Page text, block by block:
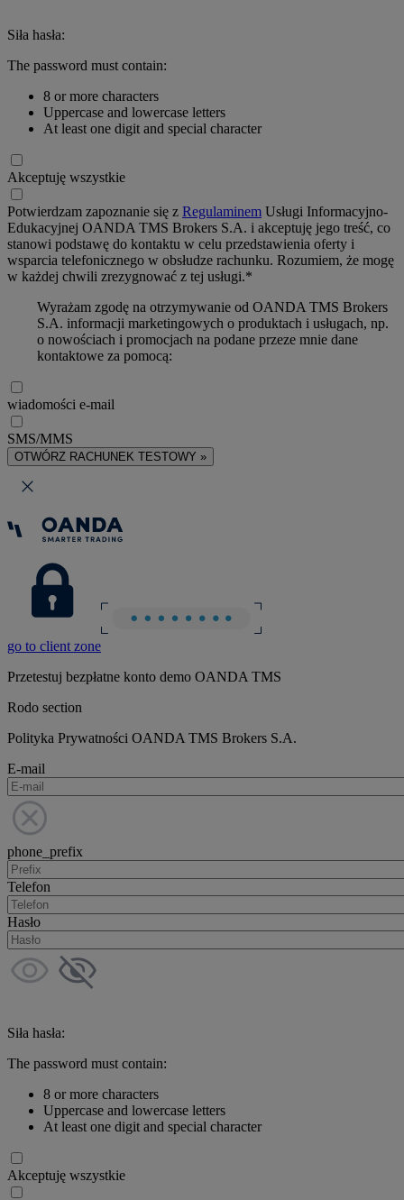
Siła hasła:
The password must contain:
8 or more characters
Uppercase and lowercase letters
At least one digit and special character
Akceptuję wszystkie
Potwierdzam zapoznanie się z Regulaminem Usługi Informacyjno-
Edukacyjnej OANDA TMS Brokers S.A. i akceptuję jego treść, co
stanowi podstawę do kontaktu w celu przedstawienia oferty i
wsparcia telefonicznego w obsłudze rachunku. Rozumiem, że mogę
w każdej chwili zrezygnować z tej usługi.*
Wyrażam zgodę na otrzymywanie od OANDA TMS Brokers
S.A. informacji marketingowych o produktach i usługach, np.
o nowościach i promocjach na podane przeze mnie dane
kontaktowe za pomocą:
wiadomości e-mail
SMS/MMS
OTWÓRZ RACHUNEK TESTOWY »
go to client zone
Przetestuj bezpłatne konto demo OANDA TMS
Rodo section
Polityka Prywatności OANDA TMS Brokers S.A.
E-mail
phone_prefix
Telefon
Hasło
Siła hasła:
The password must contain:
8 or more characters
Uppercase and lowercase letters
At least one digit and special character
Akceptuję wszystkie